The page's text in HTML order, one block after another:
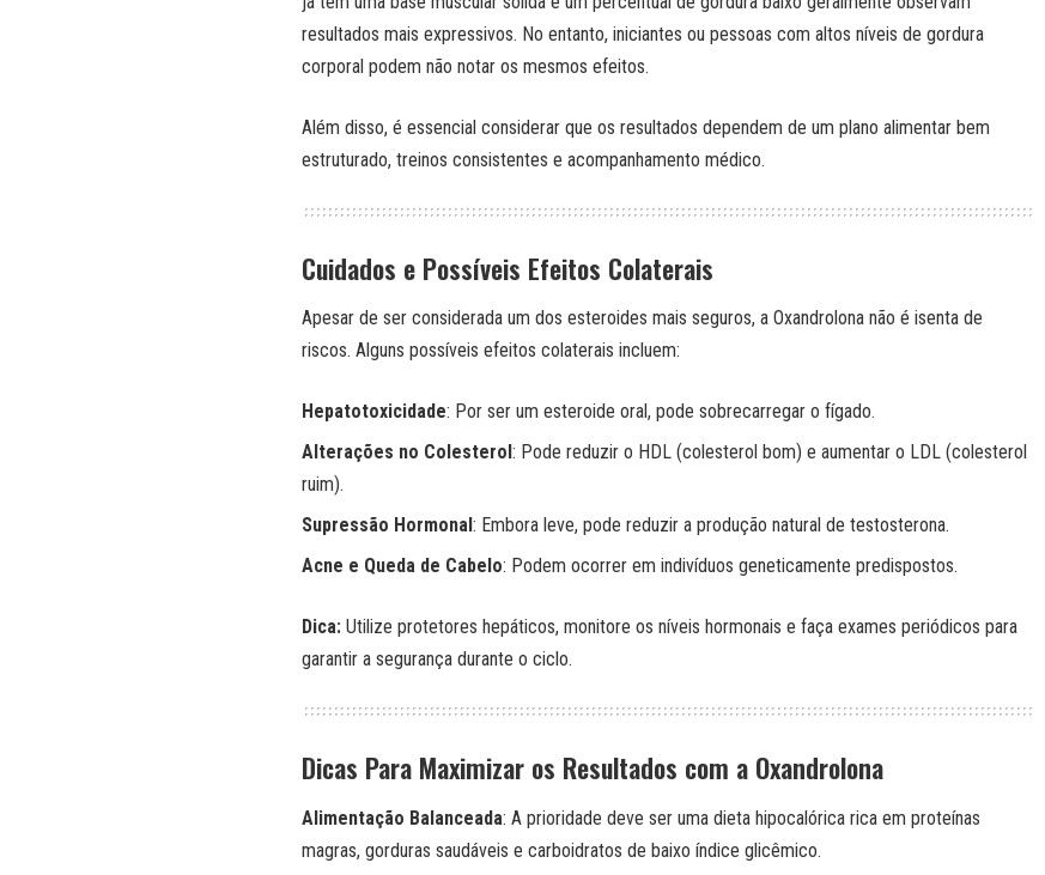
resultados mais expressivos. No entanto, iniciantes ou pessoas com altos níveis de gordura
corporal podem não notar os mesmos efeitos.
Além disso, é essencial considerar que os resultados dependem de um plano alimentar bem
estruturado, treinos consistentes e acompanhamento médico.
Cuidados e Possíveis Efeitos Colaterais
Apesar de ser considerada um dos esteroides mais seguros, a Oxandrolona não é isenta de
riscos. Alguns possíveis efeitos colaterais incluem:
Hepatotoxicidade: Por ser um esteroide oral, pode sobrecarregar o fígado.
Alterações no Colesterol : Pode reduzir o HDL (colesterol bom) e aumentar o LDL (colesterol
ruim).
Supressão Hormonal : Embora leve, pode reduzir a produção natural de testosterona.
Acne e Queda de Cabelo: Podem ocorrer em indivíduos geneticamente predispostos.
Dica: Utilize protetores hepáticos, monitore os níveis hormonais e faça exames periódicos para
garantir a segurança durante o ciclo.
Dicas Para Maximizar os Resultados com a Oxandrolona
Alimentação Balanceada: A prioridade deve ser uma dieta hipocalórica rica em proteínas
magras, gorduras saudáveis e carboidratos de baixo índice glicêmico.